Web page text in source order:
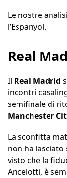
Le nostre
l’Espanyol.
Real
Il Real Madrid
incontri
semifinale di
Manchester
La sconfitta
non ha lasciato
visto che la
Ancelotti, è